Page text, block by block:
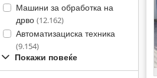
Машини за обработка на
дрво (12.162)
Автоматизациска техника
(9.154)
Покажи повеќе